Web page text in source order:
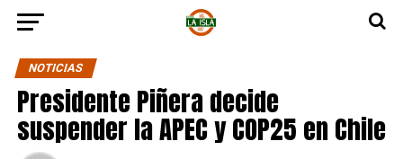
NOTICIAS
Presidente Piñera decide
suspender la APEC y COP25 en Chile